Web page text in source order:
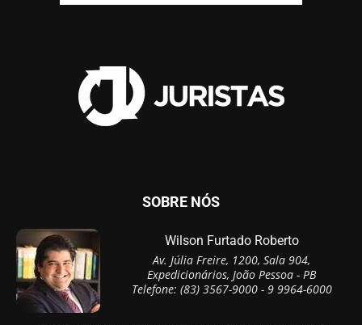
SOBRE NÓS
Wilson Furtado Roberto
Av. Júlia Freire, 1200, Sala 904,
Expedicionários, João Pessoa - PB
Telefone: (83) 3567-9000 - 9 9964-6000